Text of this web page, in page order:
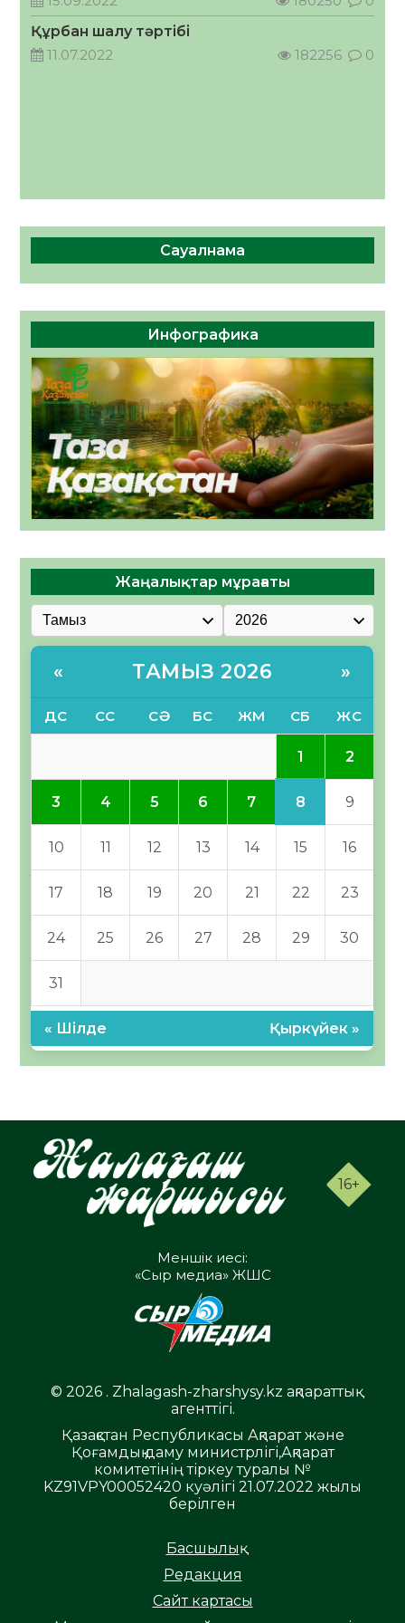
05.08.2026
53 0
Құрбан шалу тәртібі
11.07.2022
182256 0
Сауалнама
Инфографика
Жаңалықтар мұрағаты
« ТАМЫЗ 2026 »
ДС СС СӘ БС ЖМ СБ ЖС
1 2
3 4 5 6 7 8 9
10 11 12 13 14 15 16
17 18 19 20 21 22 23
24 25 26 27 28 29 30
31
« Шілде Қыркүйек »
16+
Меншік иесі:
«Сыр медиа» ЖШС
© 2026 . Zhalagash-zharshysy.kz ақпараттық
агенттігі.
Қазақстан Республикасы Ақпарат және
Қоғамдық даму министрлігі,Ақпарат
комитетінің тіркеу туралы №
KZ91VPY00052420 куәлігі 21.07.2022 жылы
берілген
Басшылық
Редакция
Сайт картасы